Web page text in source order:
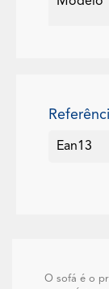
Ean13
O sofá é o